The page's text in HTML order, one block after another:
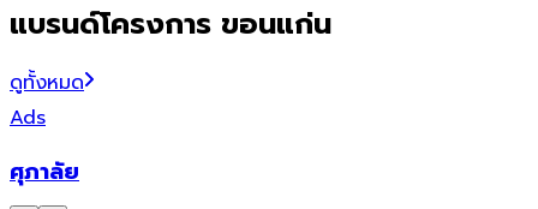
แบรนด์โครงการ ขอนแก่น
ดูทั้งหมด
Ads
ศุภาลัย